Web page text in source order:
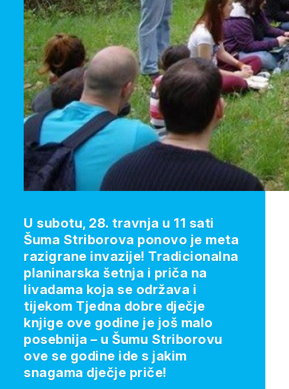
U subotu, 28. travnja u 11 sati
Šuma Striborova ponovo je meta
razigrane invazije! Tradicionalna
planinarska šetnja i priča na
livadama koja se održava i
tijekom Tjedna dobre dječje
knjige ove godine je još malo
posebnija – u Šumu Striborovu
ove se godine ide s jakim
snagama dječje priče!